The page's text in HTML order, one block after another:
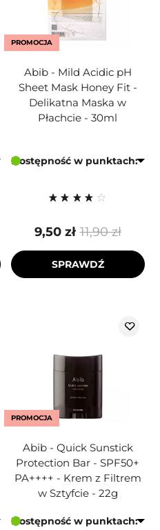
PROMOCJA
Abib - Mild Acidic pH
Sheet Mask Honey Fit -
Delikatna Maska w
Płachcie - 30ml
Dostępność w punktach:
11,90 zł
9,50 zł
SPRAWDŹ
PROMOCJA
Abib - Quick Sunstick
Protection Bar - SPF50+
PA++++ - Krem z Filtrem
w Sztyfcie - 22g
Dostępność w punktach: